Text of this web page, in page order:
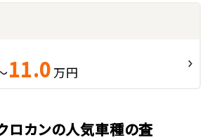
11.0 万円
クロカンの人気車種の査